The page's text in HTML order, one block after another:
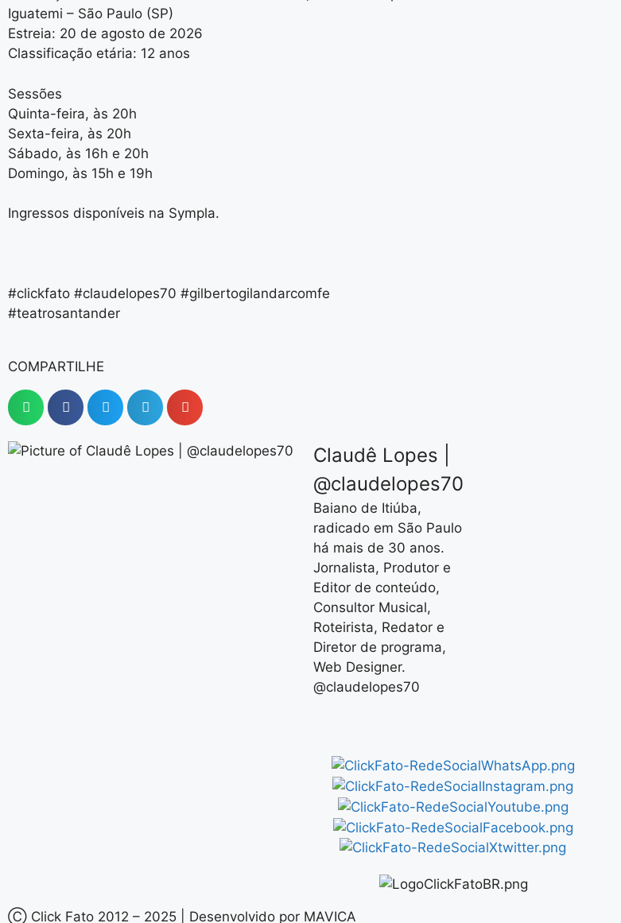
Iguatemi – São Paulo (SP)
Estreia: 20 de agosto de 2026
Classificação etária: 12 anos
Sessões
Quinta-feira, às 20h
Sexta-feira, às 20h
Sábado, às 16h e 20h
Domingo, às 15h e 19h
Ingressos disponíveis na Sympla.
#clickfato #claudelopes70 #gilbertogilandarcomfe
#teatrosantander
COMPARTILHE
Claudê Lopes |
@claudelopes70
Baiano de Itiúba,
radicado em São Paulo
há mais de 30 anos.
Jornalista, Produtor e
Editor de conteúdo,
Consultor Musical,
Roteirista, Redator e
Diretor de programa,
Web Designer.
@claudelopes70
Ⓒ Click Fato 2012 – 2025 | Desenvolvido por MAVICA